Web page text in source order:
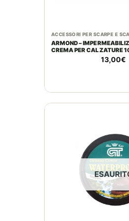
ACCESSORI PER SCARPE E
ARMOND –
CREMA PER CALZATURE
13,00€